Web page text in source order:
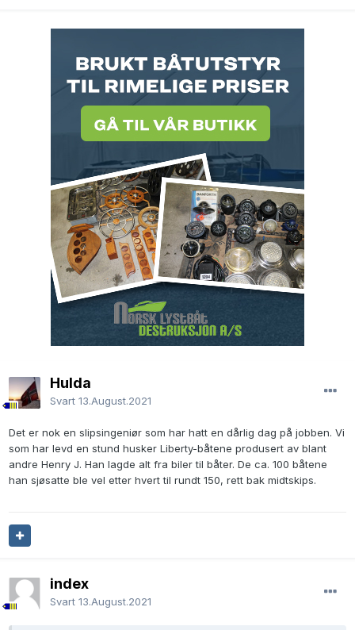
Hulda
Svart 13.August.2021
Det er nok en slipsingeniør som har hatt en dårlig dag på jobben. Vi
som har levd en stund husker Liberty-båtene produsert av blant
andre Henry J. Han lagde alt fra biler til båter. De ca. 100 båtene
han sjøsatte ble vel etter hvert til rundt 150, rett bak midtskips.
index
Svart 13.August.2021